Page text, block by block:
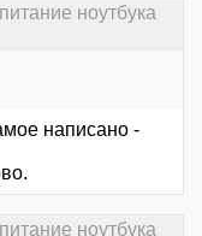
ноутбука
написано -
ноутбука